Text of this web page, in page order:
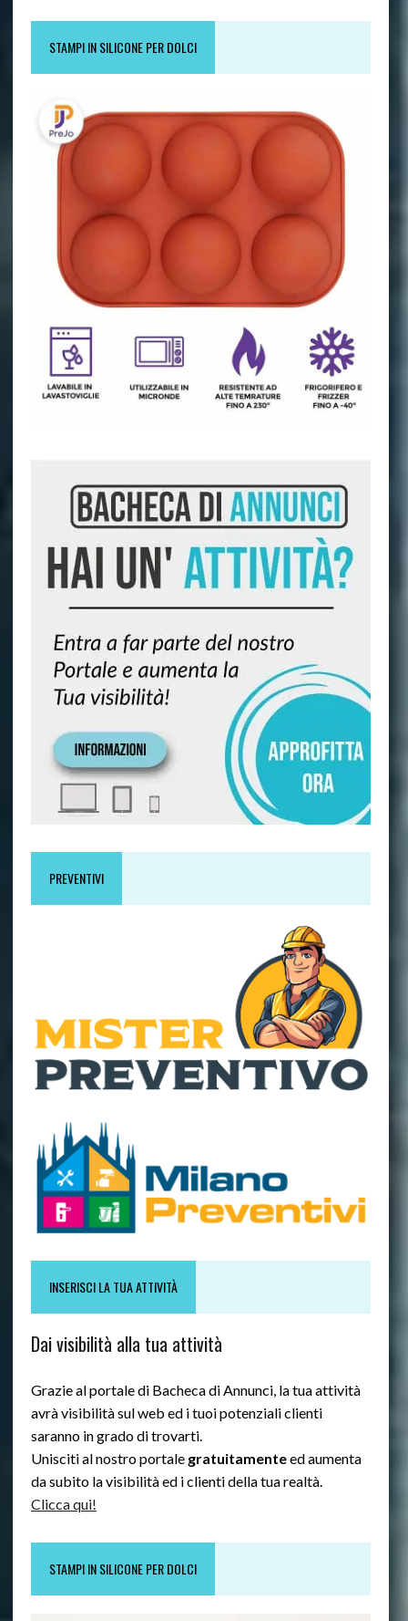
STAMPI IN SILICONE PER DOLCI
PREVENTIVI
INSERISCI LA TUA ATTIVITÀ
Dai visibilità alla tua attività
Grazie al portale di Bacheca di Annunci, la tua attività
avrà visibilità sul web ed i tuoi potenziali clienti
saranno in grado di trovarti.
Unisciti al nostro portale gratuitamenteed aumenta
da subito la visibilità ed i clienti della tua realtà.
Clicca qui!
STAMPI IN SILICONE PER DOLCI